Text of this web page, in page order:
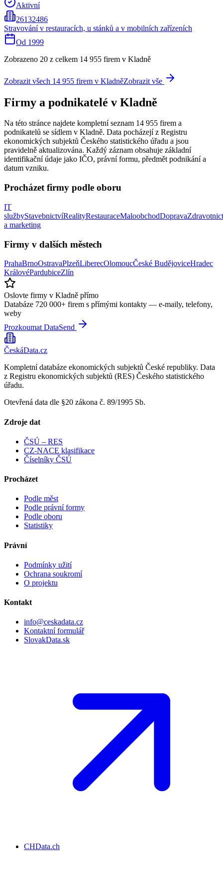
Aktivní
26132486
Stravování v restauracích, u stánků a v mobilních zařízeních
Od 1999
Zobrazeno 20 z celkem 14 955 firem v Kladně
Zobrazit všech 14 955 firem v KladněZobrazit vše
Firmy a podnikatelé v Kladně
Na této stránce najdete kompletní seznam 14 955 firem a
podnikatelů se sídlem v Kladně. Data pocházejí z Registru
ekonomických subjektů Českého statistického úřadu a jsou
pravidelně aktualizována. Každý záznam obsahuje základní
identifikační údaje jako IČO, právní formu, předmět podnikání a
datum vzniku.
Procházet firmy podle oboru
IT
službyStavebnictvíRealityRestauraceMaloobchodDoprava
a marketing
Firmy v dalších městech
PrahaBrnoOstravaPlzeňLiberecOlomoucČeské BudějoviceHradec
KrálovéPardubiceZlín
Oslovte firmy v Kladně přímo
Databáze 720 000+ firem s přímými kontakty — e-maily, telefony,
weby
Prozkoumat DataSend
ČeskáData.cz
Kompletní databáze ekonomických subjektů České republiky. Data
z Registru ekonomických subjektů (RES) Českého statistického
úřadu.
Otevřená data dle §20 zákona č. 89/1995 Sb.
Zdroje dat
ČSÚ – RES
CZ-NACE klasifikace
Číselníky ČSÚ
Procházet
Podle měst
Podle právní formy
Podle oboru
Statistiky
Právní
Podmínky užití
Ochrana soukromí
O projektu
Kontakt
info@ceskadata.cz
Kontaktní formulář
SlovakData.sk
CHData.ch